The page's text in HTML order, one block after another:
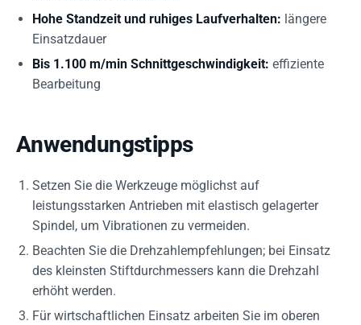
Hohe Standzeit und ruhiges Laufverhalten: längere
Einsatzdauer
Bis 1.100 m/min Schnittgeschwindigkeit: effiziente
Bearbeitung
Anwendungstipps
Setzen Sie die Werkzeuge möglichst auf
leistungsstarken Antrieben mit elastisch gelagerter
Spindel, um Vibrationen zu vermeiden.
Beachten Sie die Drehzahlempfehlungen; bei Einsatz
des kleinsten Stiftdurchmessers kann die Drehzahl
erhöht werden.
Für wirtschaftlichen Einsatz arbeiten Sie im oberen